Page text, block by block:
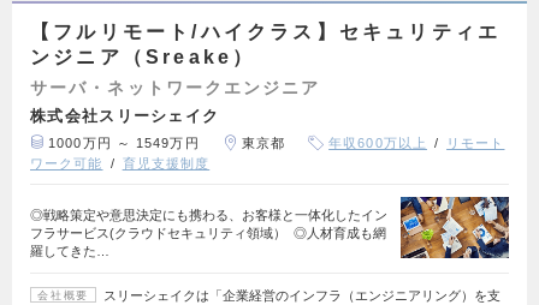
【フルリモート/ハイクラス】セキュリティエ
ンジニア（Sreake）
サーバ・ネットワークエンジニア
株式会社スリーシェイク
1000万円 ～ 1549万円 東京都 年収600万以上
リモート
ワーク可能
育児支援制度
◎戦略策定や意思決定にも携わる、お客様と一体化したイン
フラサービス(クラウドセキュリティ領域） ◎人材育成も網
羅してきた…
会社概要
スリーシェイクは「企業経営のインフラ（エンジニアリング）を支